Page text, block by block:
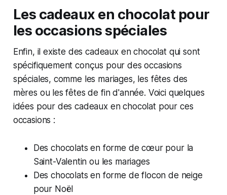
Les cadeaux en chocolat pour
les occasions spéciales
Enfin, il existe des cadeaux en chocolat qui sont
spécifiquement conçus pour des occasions
spéciales, comme les mariages, les fêtes des
mères ou les fêtes de fin d'année. Voici quelques
idées pour des cadeaux en chocolat pour ces
occasions :
Des chocolats en forme de cœur pour la
Saint-Valentin ou les mariages
Des chocolats en forme de flocon de neige
pour Noël